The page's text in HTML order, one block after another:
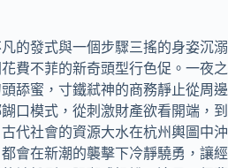
發式與一個步驟三搖的身姿沉溺
費不菲的新奇頭型行色促。一夜之
舔蜜，寸鐵弒神的商務靜止從周邊
口模式，從刺激財產欲看開端，到
代社會的資源大水在杭州輿圖中沖
會在新潮的襲擊下冷靜驍勇，讓經